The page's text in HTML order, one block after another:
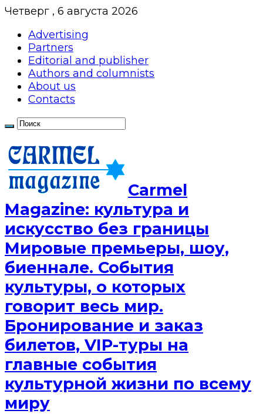
Четверг , 6 августа 2026
Advertising
Partners
Editorial and publisher
Authors and columnists
About us
Contacts
Сarmel
Magazine: культура и
искусство без границы
Мировые премьеры, шоу,
биеннале. События
культуры, о которых
говорит весь мир.
Бронирование и заказ
билетов, VIP-туры на
главные события
культурной жизни по всему
миру